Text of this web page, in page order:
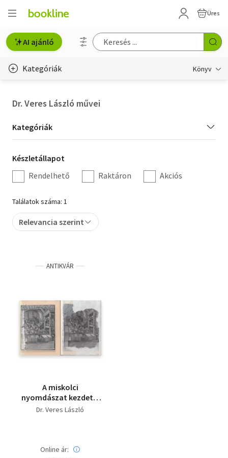
Üres
AI ajánló
Kategóriák Könyv
Hobbi, szabadidő
Irodalom
Művészet
Szakkönyv
Tankönyv, segédkönyv
Természettudomány
Történelem
Vallás
Dr. Veres László művei
Kategória
szűrés
Kategóriák
Készletállapot
szűrés
Készletállapot
Rendelhető
Raktáron Akciós
Találatok száma: 1
Relevancia szerint
ANTIKVÁR
A miskolci
nyomdászat kezdetei
I-II. (minikönyv)
Dr. Veres László
Online ár: